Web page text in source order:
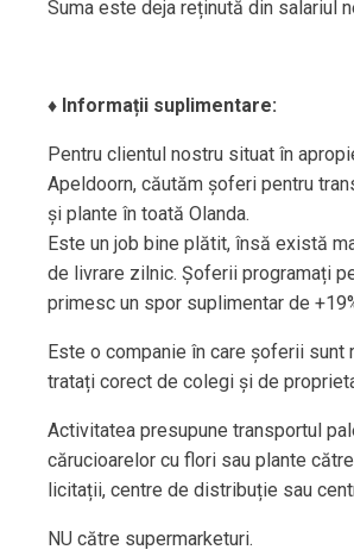
Suma este deja reținută din salariul
♦️ Informații suplimentare:
Pentru clientul nostru situat în
Apeldoorn, căutăm șoferi pentru
și plante în toată Olanda.
Este un job bine plătit, însă există
de livrare zilnic. Șoferii programați
primesc un spor suplimentar de
Este o companie în care șoferii sunt
tratați corect de colegi și de
Activitatea presupune transportul
cărucioarelor cu flori sau plante
licitații, centre de distribuție sau
NU către supermarketuri.